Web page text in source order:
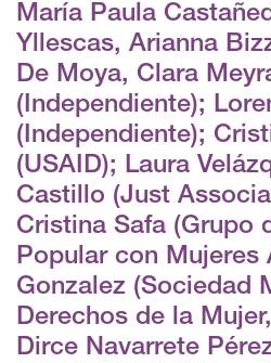
María Paula
Yllescas, Arianna
De Moya, Clara
(Independiente);
(Independiente);
(USAID); Laura
Castillo (Just
Cristina Safa (Grupo
Popular con Mujeres
Gonzalez (Sociedad
Derechos de la
Dirce Navarrete